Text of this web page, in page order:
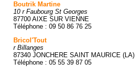
Boutrik Martine
10 r Faubourg St Georges
87700 AIXE SUR VIENNE
Téléphone : 09 50 86 76 25
Bricol'Tout
r Billanges
87340 JONCHERE SAINT MAURICE (LA)
Téléphone : 05 55 39 87 05